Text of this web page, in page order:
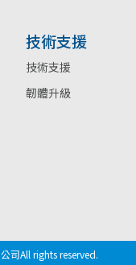
技術支援
技術支援
韌體升級
司All rights reserved.